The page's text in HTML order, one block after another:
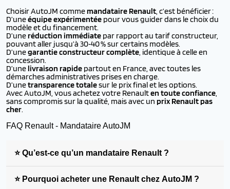
Choisir AutoJM commemandataire Renault, c’est bénéficier :
D’uneéquipe expérimentée pour vous guider dans le choix du
modèle et du financement.
D’uneréduction immédiate par rapport au tarif constructeur,
pouvant aller jusqu’à 30‑40 % sur certains modèles.
D’unegarantie constructeur complète, identique à celle en
concession.
D’unelivraison rapide partout en France, avec toutes les
démarches administratives prises en charge.
D’unetransparence totalesur le prix final et les options.
Avec AutoJM, vous achetez votre Renaulten toute confiance,
sans compromis sur la qualité, mais avec un prix Renault pas
cher.
FAQ Renault - Mandataire AutoJM
⭐ Qu’est-ce qu’un mandataire Renault ?
⭐ Pourquoi acheter une Renault chez AutoJM ?